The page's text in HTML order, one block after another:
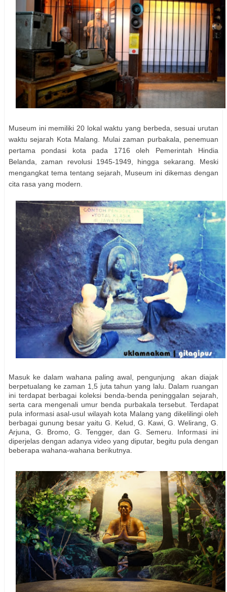
Museum ini memiliki 20 lokal waktu yang berbeda, sesuai urutan
waktu sejarah Kota Malang. Mulai zaman purbakala, penemuan
pertama pondasi kota pada 1716 oleh Pemerintah Hindia
Belanda, zaman revolusi 1945-1949, hingga sekarang. Meski
mengangkat tema tentang sejarah, Museum ini dikemas dengan
cita rasa yang modern.
Masuk ke dalam wahana paling awal, pengunjung akan diajak
berpetualang ke zaman 1,5 juta tahun yang lalu. Dalam ruangan
ini terdapat berbagai koleksi benda-benda peninggalan sejarah,
serta cara mengenali umur benda purbakala tersebut. Terdapat
pula informasi asal-usul wilayah kota Malang yang dikelilingi oleh
berbagai gunung besar yaitu G. Kelud, G. Kawi, G. Welirang, G.
Arjuna, G. Bromo, G. Tengger, dan G. Semeru. Informasi ini
diperjelas dengan adanya video yang diputar, begitu pula dengan
beberapa wahana-wahana berikutnya.